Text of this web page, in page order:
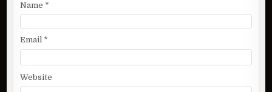
Name *
Email *
Website